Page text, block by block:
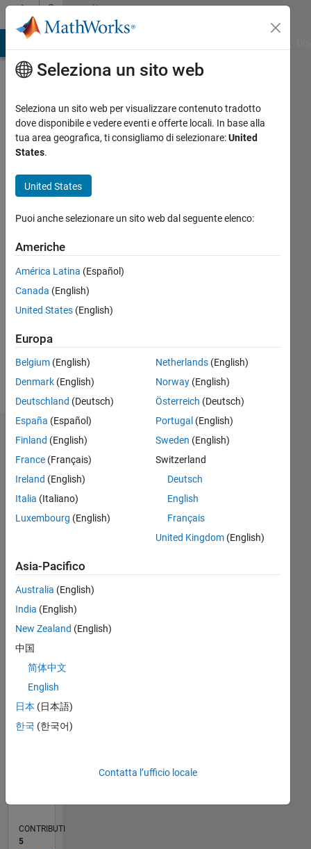
Vai al contenutoCommunity
Profile
osasunmwen
efosa
Last
circa 3
Attivo
Followers:
Follow
Dashboard
M…
CONTRIBUTI L
2
L
01/23
06/23
11/23
04/24
09/24
02/25
07/25
12/25
05/26
07/23
01/24
07/24
01/25
01/26
07/26
RANK
CONTRIBUTI
5
Seleziona un sito web
Seleziona un sito web per visualizzare contenuto tradotto
dove disponibile e vedere eventi e offerte locali. In base alla
tua area geografica, ti consigliamo di selezionare:United
States.
United States
Puoi anche selezionare un sito web dal seguente elenco:
Americhe
América Latina (Español)
Canada (English)
United States (English)
Europa
Belgium (English)
Denmark (English)
Deutschland (Deutsch)
España (Español)
Finland (English)
France (Français)
Ireland (English)
Italia (Italiano)
Luxembourg (English)
Netherlands(English)
Norway(English)
Österreich (Deutsch)
Portugal (English)
Sweden (English)
Switzerland
Deutsch
English
Français
United Kingdom(English)
Asia-Pacifico
Australia (English)
India (English)
New Zealand (English)
中国
简体中文
English
日本 (日本語)
한국 (한국어)
Contatta l’ufficio locale